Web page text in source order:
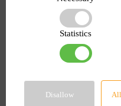
Statistics
Disallow